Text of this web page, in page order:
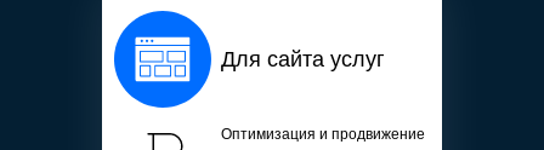
Для сайта услуг
Оптимизация и продвижение